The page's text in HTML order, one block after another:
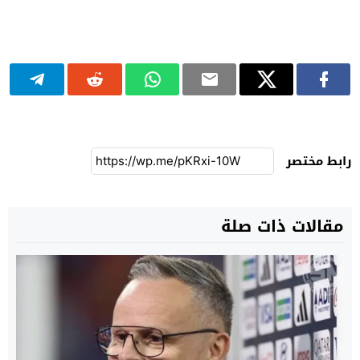
رابط مختصر
مقالات ذات صلة